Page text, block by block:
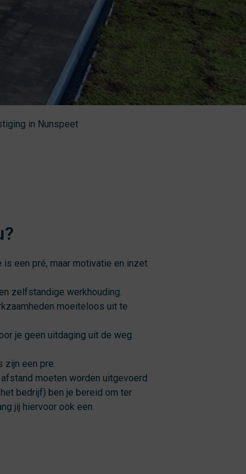
in Nunspeet
een pré, maar motivatie en inzet
zelfstandige werkhouding.
moeiteloos uit te
je geen uitdaging uit de weg
zijn een pre.
moeten worden uitgevoerd
bedrijf) ben je bereid om ter
jij hiervoor ook een